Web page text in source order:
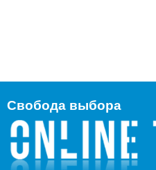
Свобода выбора